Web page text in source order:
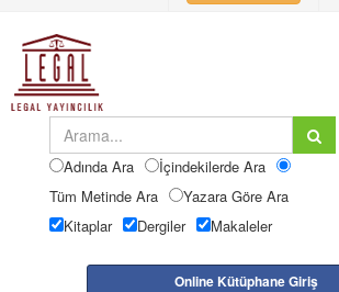
Adında Ara
İçindekilerde Ara
Tüm Metinde Ara
Yazara Göre Ara
Kitaplar
Dergiler Makaleler
Online Kütüphane Giriş